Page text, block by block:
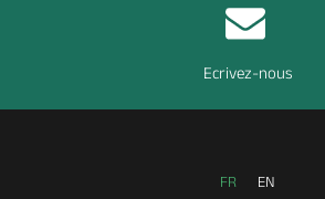
Ecrivez-nous
FR EN